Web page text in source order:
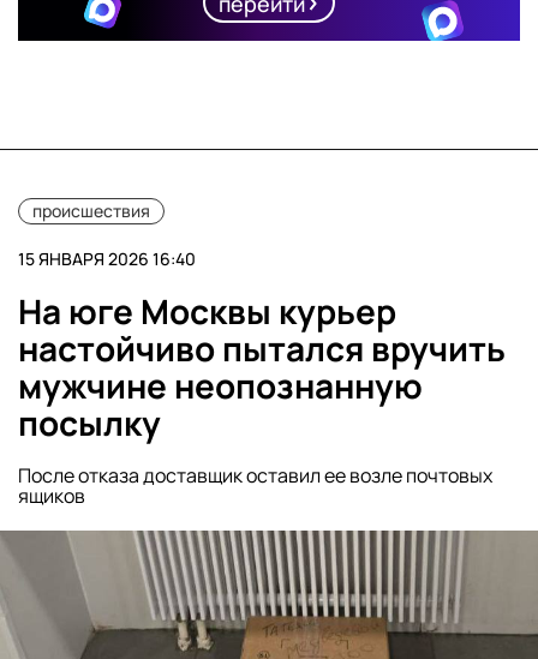
происшествия
15 ЯНВАРЯ 2026 16:40
На юге Москвы курьер
настойчиво пытался вручить
мужчине неопознанную
посылку
После отказа доставщик оставил ее возле почтовых
ящиков